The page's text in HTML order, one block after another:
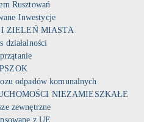
Rusztowań
Inwestycje
ZIELEŃ MIASTA
działalności
PSZOK
odpadów komunalnych
NIEZAMIESZKAŁE
zewnętrzne
z UE